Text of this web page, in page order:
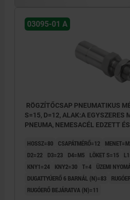
03095-01 A
RÖGZÍTŐCSAP PNEUMATIKUS
S=15, D=12, ALAK:A EGYSZERES
PNEUMA, NEMESACÉL EDZETT
HOSSZ=80 CSAPÁTMÉRŐ=12
D2=22
D3=23 D4=M5 LÖKET S=15
KNY1=24
KNY2=30 T=4
ÜZEMI
DUGATTYÚERŐ 6 BARNÁL (N)=83
RUGÓERŐ BEJÁRATVA (N)=11